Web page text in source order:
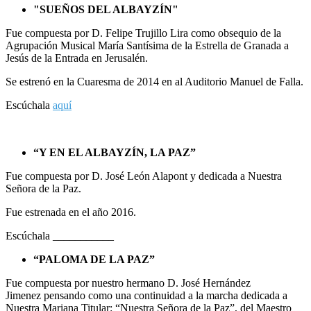
"SUEÑOS DEL ALBAYZÍN"
Fue compuesta por D. Felipe Trujillo Lira como obsequio de la
Agrupación Musical María Santísima de la Estrella de Granada a
Jesús de la Entrada en Jerusalén.
Se estrenó en la Cuaresma de 2014 en al Auditorio Manuel de Falla.
Escúchala aquí
“Y EN EL ALBAYZÍN, LA PAZ”
Fue compuesta por D. José León Alapont y dedicada a Nuestra
Señora de la Paz.
Fue estrenada en el año 2016.
Escúchala ___________
“PALOMA DE LA PAZ”
Fue compuesta por nuestro hermano D. José Hernández
Jimenez pensando como una continuidad a la marcha dedicada a
Nuestra Mariana Titular: “Nuestra Señora de la Paz”, del Maestro